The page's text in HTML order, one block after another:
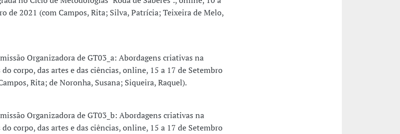
de 2021 (com Campos, Rita; Silva, Patrícia; Teixeira de Melo,
Organizadora de GT03_a: Abordagens criativas na
do corpo, das artes e das ciências, online, 15 a 17 de Setembro
Rita; de Noronha, Susana; Siqueira, Raquel).
Organizadora de GT03_b: Abordagens criativas na
do corpo, das artes e das ciências, online, 15 a 17 de Setembro